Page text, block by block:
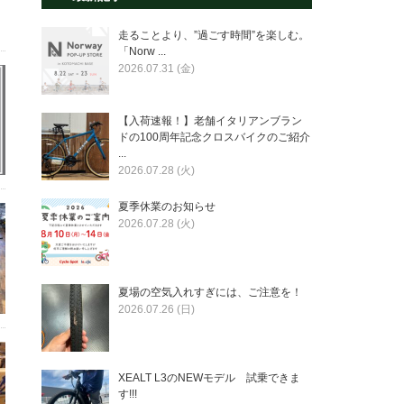
走ることより、”過ごす時間”を楽しむ。
「Norw ...
2026.07.31 (金)
【入荷速報！】老舗イタリアンブラン
ドの100周年記念クロスバイクのご紹介
...
2026.07.28 (火)
夏季休業のお知らせ
2026.07.28 (火)
夏場の空気入れすぎには、ご注意を！
2026.07.26 (日)
XEALT L3のNEWモデル 試乗できま
す!!!